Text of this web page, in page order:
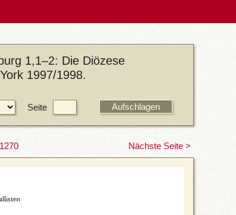
1,1–2: Die Diözese
1997/1998.
Seite
Nächste Seite >